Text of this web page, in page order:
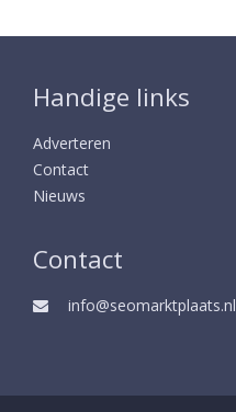
Handige links
Adverteren
Contact
Nieuws
Contact
info@seomarktplaats.nl